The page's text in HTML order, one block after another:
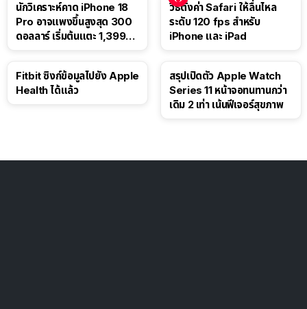
นักวิเคราะห์คาด iPhone 18
Pro อาจแพงขึ้นสูงสุด 300
ดอลลาร์ เริ่มต้นแตะ 1,399
วิธีตั้งค่า Safari ให้ลื่นไหล
ระดับ 120 fps สำหรับ
iPhone และ iPad
Fitbit ซิงก์ข้อมูลไปยัง Apple
Health ได้แล้ว
สรุปเปิดตัว Apple Watch
Series 11 หน้าจอทนทานกว่า
เดิม 2 เท่า เน้นฟีเจอร์สุขภาพ